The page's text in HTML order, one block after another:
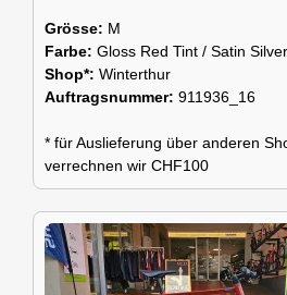
Grösse: M
Farbe: Gloss Red Tint / Satin
Shop*: Winterthur
Auftragsnummer: 911936_16
* für Auslieferung über anderen
verrechnen wir CHF100